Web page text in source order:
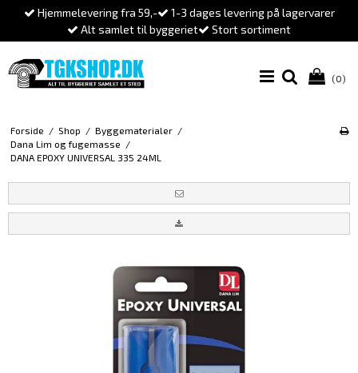
Hjemmelevering fra 59,-
1-3 dages levering på lagervarer
Alt samlet til byggeriet
Stort sortiment
(0)
Forside / Shop / Byggematerialer /
Dana Lim og fugemasse /
DANA EPOXY UNIVERSAL 335 24ML